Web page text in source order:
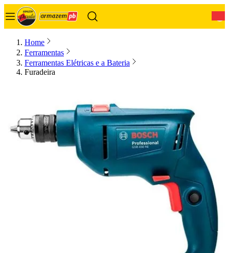
Home
Ferramentas
Ferramentas Elétricas e a Bateria
Furadeira